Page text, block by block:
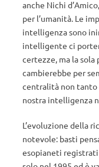
anche Nichi
per l’umanità. Le
intelligenza sono
intelligente ci
certezze, ma la sola
cambierebbe per
centralità non tanto
nostra intelligenza
L’evoluzione della
notevole: basti
esopianeti